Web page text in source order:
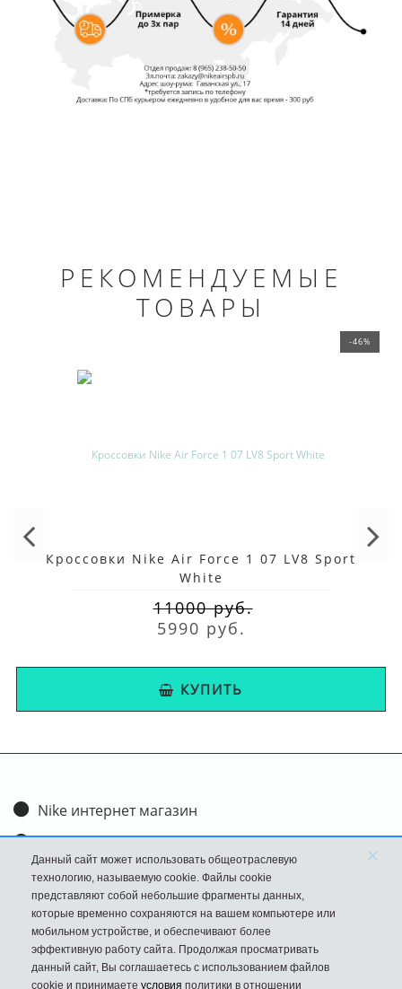
РЕКОМЕНДУЕМЫЕ
ТОВАРЫ
-46%
Кроссовки Nike Air Force 1 07 LV8 Sport
White
11000 руб.
5990 руб.
КУПИТЬ
Nike интернет магазин
Доставка и оплата
Обмен и возврат
Размеры
FAQ
Новости
Данный сайт может использовать общеотраслевую
технологию, называемую cookie. Файлы cookie
представляют собой небольшие фрагменты данных,
которые временно сохраняются на вашем компьютере или
мобильном устройстве, и обеспечивают более
эффективную работу сайта. Продолжая просматривать
данный сайт, Вы соглашаетесь с использованием файлов
cookie и принимаете условия политики в отношении
×